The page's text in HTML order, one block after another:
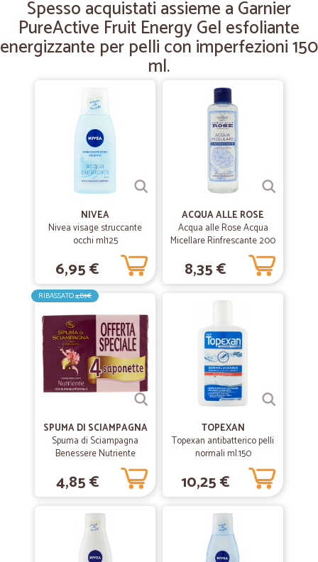
Spesso acquistati assieme a Garnier
PureActive Fruit Energy Gel esfoliante
energizzante per pelli con imperfezioni 150
ml.
NIVEA
Nivea visage struccante
occhi ml125
6,95 €
ACQUA ALLE ROSE
Acqua alle Rose Acqua
Micellare Rinfrescante 200
8,35 €
RIBASSATO4,89€
SPUMA DI SCIAMPAGNA
Spuma di Sciampagna
Benessere Nutriente
Sapone Profumato Olio di
Argan e Patchouli 4 x 90 gr.
4,85 €
TOPEXAN
Topexan antibatterico pelli
normali ml.150
10,25 €